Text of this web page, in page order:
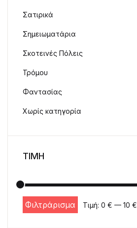
Σατιρικά
Σημειωματάρια
Σκοτεινές Πόλεις
Τρόμου
Φαντασίας
Χωρίς κατηγορία
ΤΙΜΗ
Ελάχιστη τιμή
Μέγιστη τιμή
Φιλτράρισμα Τιμή: 0 € — 10 €